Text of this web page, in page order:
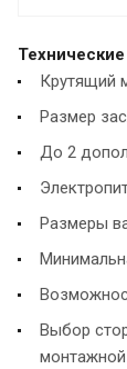
Крутящий
Размер
До 2
Размеры
Выбор